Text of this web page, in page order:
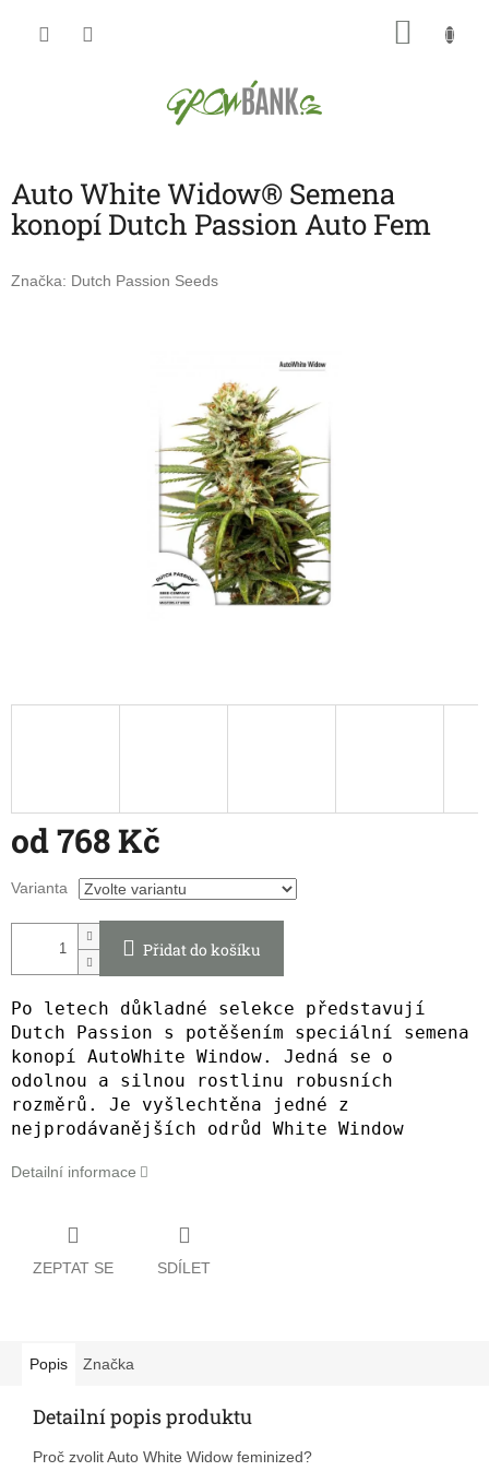
Auto White Widow® Semena
konopí Dutch Passion Auto Fem
Značka: Dutch Passion Seeds
od768 Kč
Měrná
cena:
Varianta
Přidat do košíku
Po letech důkladné selekce představují
Dutch Passion s potěšením speciální semena
konopí AutoWhite Window. Jedná se o
odolnou a silnou rostlinu robusních
rozměrů. Je vyšlechtěna jedné z
nejprodávanějších odrůd White Window
Detailní informace
ZEPTAT SE SDÍLET
Popis Značka
Detailní popis produktu
Proč zvolit Auto White Widow feminized?